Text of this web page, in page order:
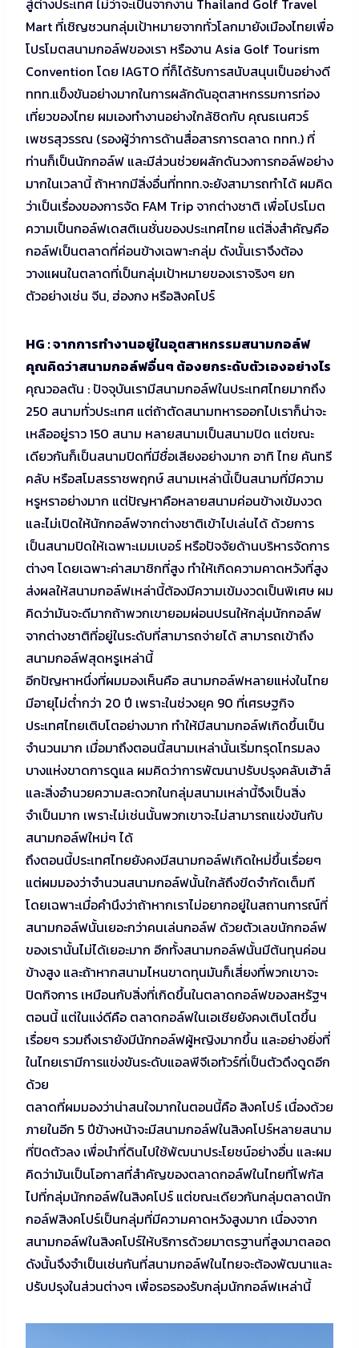
สู่ต่างประเทศ ไม่ว่าจะเป็นจากงาน Thailand Golf Travel
Mart ที่เชิญชวนกลุ่มเป้าหมายจากทั่วโลกมายังเมืองไทยเพื่อ
โปรโมตสนามกอล์ฟของเรา หรืองาน Asia Golf Tourism
Convention โดย IAGTO ที่ก็ได้รับการสนับสนุนเป็นอย่างดี
ททท.แข็งขันอย่างมากในการผลักดันอุตสาหกรรมการท่อง
เที่ยวของไทย ผมเองทำงานอย่างใกล้ชิดกับ คุณธเนศวร์
เพชรสุวรรณ (รองผู้ว่าการด้านสื่อสารการตลาด ททท.) ที่
ท่านก็เป็นนักกอล์ฟ และมีส่วนช่วยผลักดันวงการกอล์ฟอย่าง
มากในเวลานี้ ถ้าหากมีสิ่งอื่นที่ททท.จะยังสามารถทำได้ ผมคิด
ว่าเป็นเรื่องของการจัด FAM Trip จากต่างชาติ เพื่อโปรโมต
ความเป็นกอล์ฟเดสติเนชั่นของประเทศไทย แต่สิ่งสำคัญคือ
กอล์ฟเป็นตลาดที่ค่อนข้างเฉพาะกลุ่ม ดังนั้นเราจึงต้อง
วางแผนในตลาดที่เป็นกลุ่มเป้าหมายของเราจริงๆ ยก
ตัวอย่างเช่น จีน, ฮ่องกง หรือสิงคโปร์
HG : จากการทำงานอยู่ในอุตสาหกรรมสนามกอล์ฟ
คุณคิดว่าสนามกอล์ฟอื่นๆ ต้องยกระดับตัวเองอย่างไร
คุณวอลตัน : ปัจจุบันเรามีสนามกอล์ฟในประเทศไทยมากถึง
250 สนามทั่วประเทศ แต่ถ้าตัดสนามทหารออกไปเราก็น่าจะ
เหลืออยู่ราว 150 สนาม หลายสนามเป็นสนามปิด แต่ขณะ
เดียวกันก็เป็นสนามปิดที่มีชื่อเสียงอย่างมาก อาทิ ไทย คันทรี
คลับ หรือสโมสรราชพฤกษ์ สนามเหล่านี้เป็นสนามที่มีความ
หรูหราอย่างมาก แต่ปัญหาคือหลายสนามค่อนข้างเข้มงวด
และไม่เปิดให้นักกอล์ฟจากต่างชาติเข้าไปเล่นได้ ด้วยการ
เป็นสนามปิดให้เฉพาะเมมเบอร์ หรือปัจจัยด้านบริหารจัดการ
ต่างๆ โดยเฉพาะค่าสมาชิกที่สูง ทำให้เกิดความคาดหวังที่สูง
ส่งผลให้สนามกอล์ฟเหล่านี้ต้องมีความเข้มงวดเป็นพิเศษ ผม
คิดว่ามันจะดีมากถ้าพวกเขายอมผ่อนปรนให้กลุ่มนักกอล์ฟ
จากต่างชาติที่อยู่ในระดับที่สามารถจ่ายได้ สามารถเข้าถึง
สนามกอล์ฟสุดหรูเหล่านี้
อีกปัญหาหนึ่งที่ผมมองเห็นคือ สนามกอล์ฟหลายแห่งในไทย
มีอายุไม่ต่ำกว่า 20 ปี เพราะในช่วงยุค 90 ที่เศรษฐกิจ
ประเทศไทยเติบโตอย่างมาก ทำให้มีสนามกอล์ฟเกิดขึ้นเป็น
จำนวนมาก เมื่อมาถึงตอนนี้สนามเหล่านั้นเริ่มทรุดโทรมลง
บางแห่งขาดการดูแล ผมคิดว่าการพัฒนาปรับปรุงคลับเฮ้าส์
และสิ่งอำนวยความสะดวกในกลุ่มสนามเหล่านี้จึงเป็นสิ่ง
จำเป็นมาก เพราะไม่เช่นนั้นพวกเขาจะไม่สามารถแข่งขันกับ
สนามกอล์ฟใหม่ๆ ได้
ถึงตอนนี้ประเทศไทยยังคงมีสนามกอล์ฟเกิดใหม่ขึ้นเรื่อยๆ
แต่ผมมองว่าจำนวนสนามกอล์ฟนั้นใกล้ถึงขีดจำกัดเต็มที
โดยเฉพาะเมื่อคำนึงว่าถ้าหากเราไม่อยากอยู่ในสถานการณ์ที่
สนามกอล์ฟนั้นเยอะกว่าคนเล่นกอล์ฟ ด้วยตัวเลขนักกอล์ฟ
ของเรานั้นไม่ได้เยอะมาก อีกทั้งสนามกอล์ฟนั้นมีต้นทุนค่อน
ข้างสูง และถ้าหากสนามไหนขาดทุนมันก็เสี่ยงที่พวกเขาจะ
ปิดกิจการ เหมือนกับสิ่งที่เกิดขึ้นในตลาดกอล์ฟของสหรัฐฯ
ตอนนี้ แต่ในแง่ดีคือ ตลาดกอล์ฟในเอเชียยังคงเติบโตขึ้น
เรื่อยๆ รวมถึงเรายังมีนักกอล์ฟผู้หญิงมากขึ้น และอย่างยิ่งที่
ในไทยเรามีการแข่งขันระดับแอลพีจีเอทัวร์ที่เป็นตัวดึงดูดอีก
ด้วย
ตลาดที่ผมมองว่าน่าสนใจมากในตอนนี้คือ สิงคโปร์ เนื่องด้วย
ภายในอีก 5 ปีข้างหน้าจะมีสนามกอล์ฟในสิงคโปร์หลายสนาม
ที่ปิดตัวลง เพื่อนำที่ดินไปใช้พัฒนาประโยชน์อย่างอื่น และผม
คิดว่ามันเป็นโอกาสที่สำคัญของตลาดกอล์ฟในไทยที่โฟกัส
ไปที่กลุ่มนักกอล์ฟในสิงคโปร์ แต่ขณะเดียวกันกลุ่มตลาดนัก
กอล์ฟสิงคโปร์เป็นกลุ่มที่มีความคาดหวังสูงมาก เนื่องจาก
สนามกอล์ฟในสิงคโปร์ให้บริการด้วยมาตรฐานที่สูงมาตลอด
ดังนั้นจึงจำเป็นเช่นกันที่สนามกอล์ฟในไทยจะต้องพัฒนาและ
ปรับปรุงในส่วนต่างๆ เพื่อรอรองรับกลุ่มนักกอล์ฟเหล่านี้